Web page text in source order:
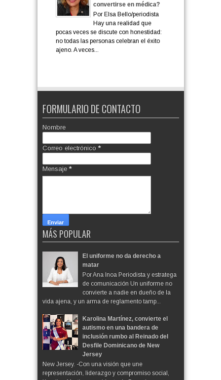
convertirse en médica?
Por Elsa Bello/periodista
Hay una realidad que
pocas veces se discute con honestidad:
no todas las personas celebran el éxito
ajeno. A veces...
FORMULARIO DE CONTACTO
Nombre
Correo electrónico *
Mensaje *
MÁS POPULAR
El uniforme no da derecho a
matar
Por Ana Inoa Periodista y estratega
de comunicación Un uniforme no
convierte a nadie en dueño de la
vida ajena, y un arma de reglamento tamp...
Karolina Martínez, convierte el
autismo en una bandera de
inclusión rumbo al Reinado del
Desfile Dominicano de New
Jersey
New Jersey. -Con una visión que une
representación, liderazgo y compromiso social,